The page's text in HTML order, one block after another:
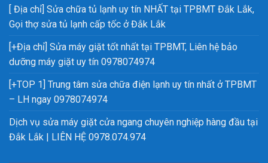
[ Địa chỉ] Sửa chữa tủ lạnh uy tín NHẤT tại TPBMT Đắk Lắk,
Gọi thợ sửa tủ lạnh cấp tốc ở Đắk Lắk
[+Địa chỉ] Sửa máy giặt tốt nhất tại TPBMT, Liên hệ bảo
dưỡng máy giặt uy tín 0978074974
[+TOP 1] Trung tâm sửa chữa điện lạnh uy tín nhất ở TPBMT
– LH ngay 0978074974
Dịch vụ sửa máy giặt cửa ngang chuyên nghiệp hàng đầu tại
Đắk Lắk | LIÊN HỆ 0978.074.974